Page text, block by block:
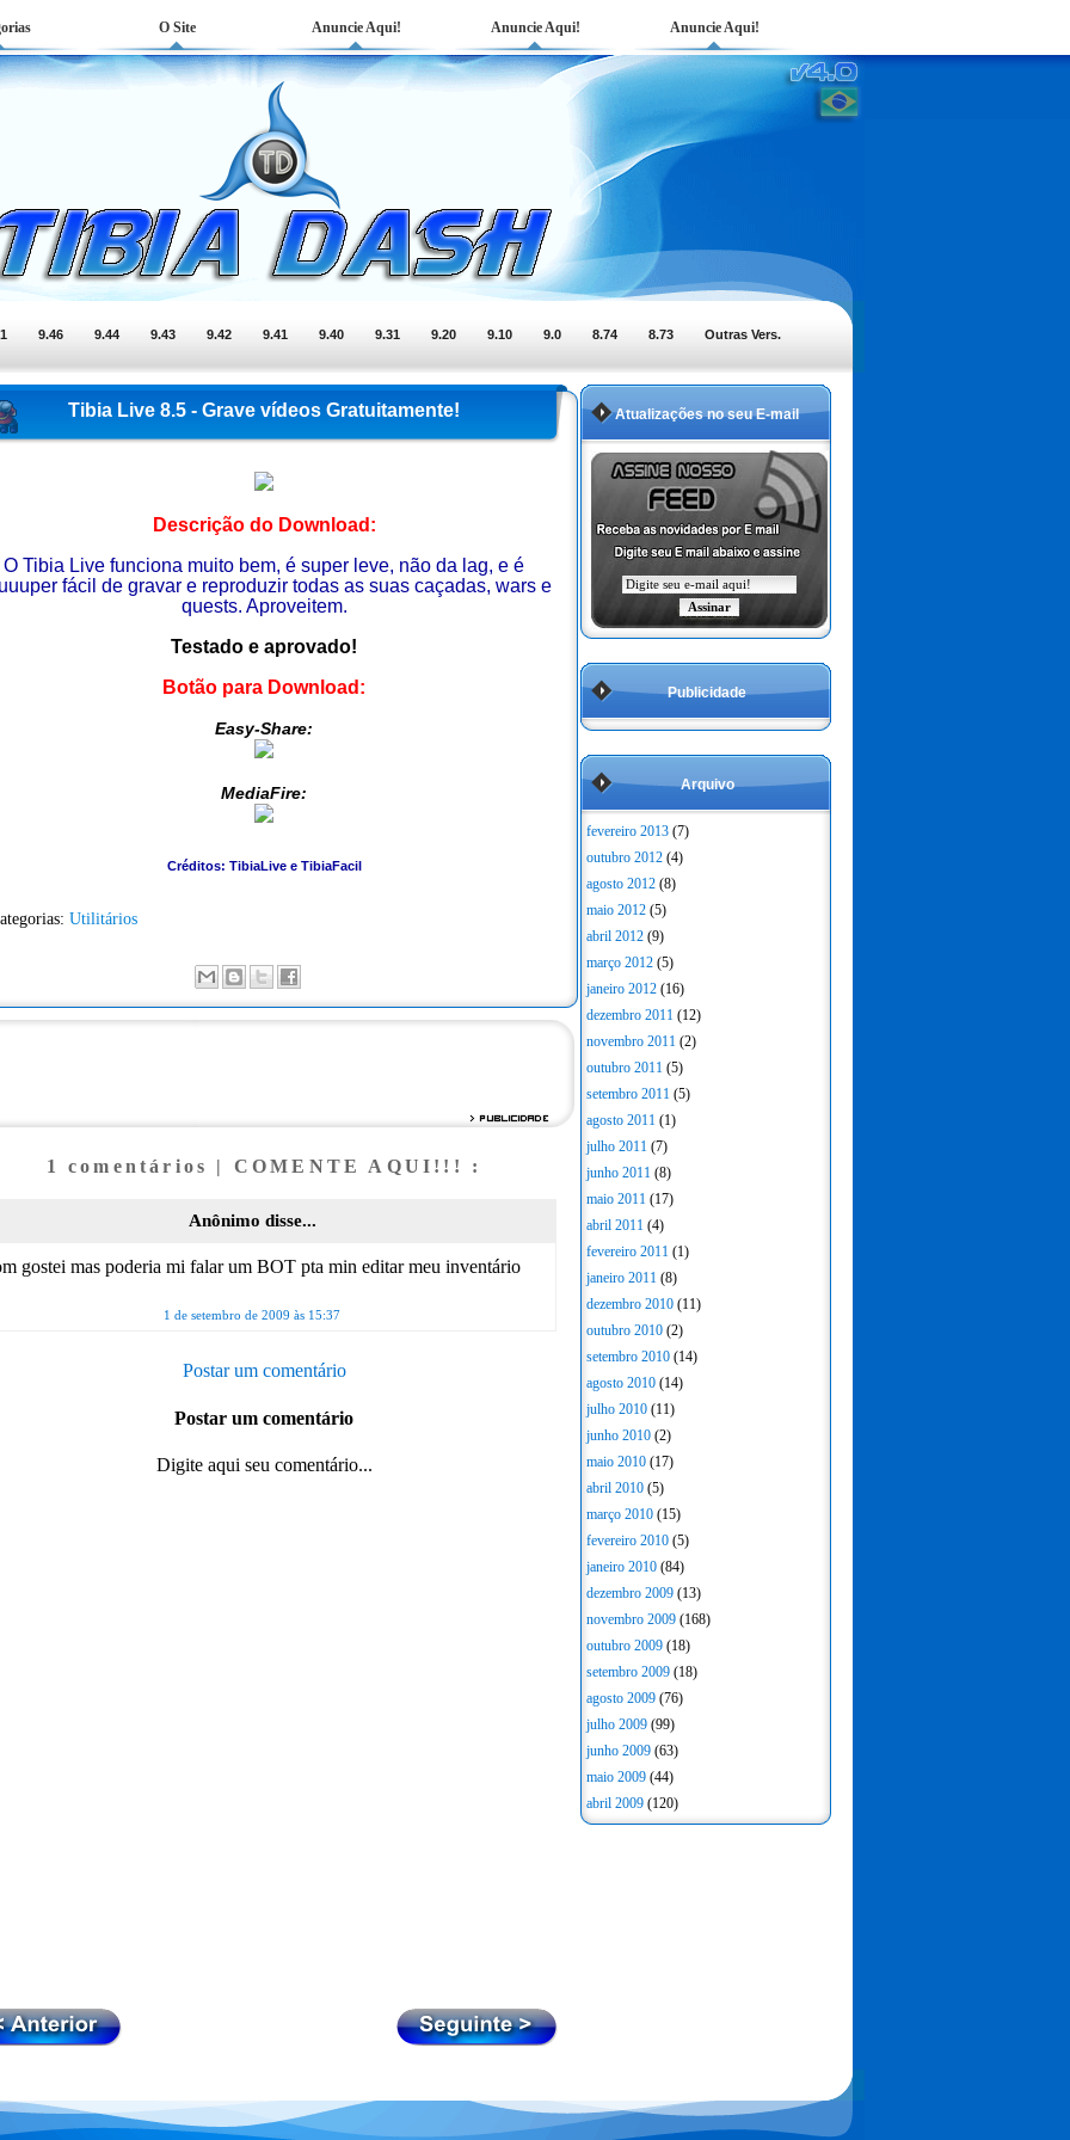
O Site Anuncie Aqui! Anuncie Aqui! Anuncie Aqui!
9.46 9.44 9.43 9.42 9.41 9.40 9.31 9.20 9.10 9.0 8.74 8.73 Outras Vers.
Tibia Live 8.5 - Grave vídeos Gratuitamente!
Descrição do Download:
O Tibia Live funciona muito bem, é super leve, não da lag, e é
fácil de gravar e reproduzir todas as suas caçadas, wars e
quests. Aproveitem.
Testado e aprovado!
Botão para Download:
Easy-Share:
MediaFire:
Créditos: TibiaLive e TibiaFacil
Utilitários
1 comentários | COMENTE AQUI!!! :
Anônimo disse...
gostei mas poderia mi falar um BOT pta min editar meu inventário
1 de setembro de 2009 às 15:37
Postar um comentário
Postar um comentário
Digite aqui seu comentário...
Atualizações no seu E-mail
Publicidade
Arquivo
fevereiro 2013 (7)
outubro 2012 (4)
agosto 2012 (8)
maio 2012 (5)
abril 2012 (9)
março 2012 (5)
janeiro 2012 (16)
dezembro 2011 (12)
novembro 2011 (2)
outubro 2011 (5)
setembro 2011 (5)
agosto 2011 (1)
julho 2011 (7)
junho 2011 (8)
maio 2011 (17)
abril 2011 (4)
fevereiro 2011 (1)
janeiro 2011 (8)
dezembro 2010 (11)
outubro 2010 (2)
setembro 2010 (14)
agosto 2010 (14)
julho 2010 (11)
junho 2010 (2)
maio 2010 (17)
abril 2010 (5)
março 2010 (15)
fevereiro 2010 (5)
janeiro 2010 (84)
dezembro 2009 (13)
novembro 2009 (168)
outubro 2009 (18)
setembro 2009 (18)
agosto 2009 (76)
julho 2009 (99)
junho 2009 (63)
maio 2009 (44)
abril 2009 (120)